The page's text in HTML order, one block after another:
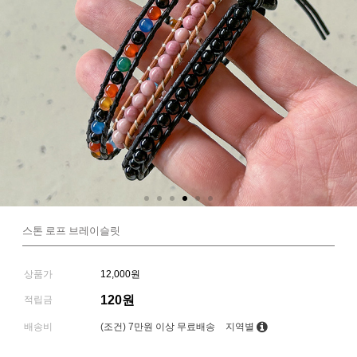
스톤 로프 브레이슬릿
상품가 12,000원
적립금 120원
배송비 (조건) 7만원 이상 무료배송 지역별